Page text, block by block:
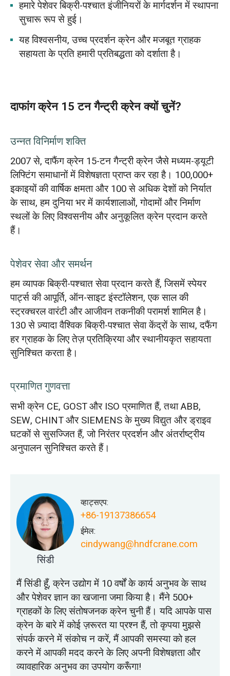
हमारे पेशेवर बिक्री-पश्चात इंजीनियरों के मार्गदर्शन में स्थापना
सुचारू रूप से हुई।
यह विश्वसनीय, उच्च प्रदर्शन क्रेन और मजबूत ग्राहक
सहायता के प्रति हमारी प्रतिबद्धता को दर्शाता है।
दाफांग क्रेन 15 टन गैन्ट्री क्रेन क्यों चुनें?
उन्नत विनिर्माण शक्ति
2007 से, दाफैंग क्रेन 15-टन गैन्ट्री क्रेन जैसे मध्यम-ड्यूटी
लिफ्टिंग समाधानों में विशेषज्ञता प्राप्त कर रहा है। 100,000+
इकाइयों की वार्षिक क्षमता और 100 से अधिक देशों को निर्यात
के साथ, हम दुनिया भर में कार्यशालाओं, गोदामों और निर्माण
स्थलों के लिए विश्वसनीय और अनुकूलित क्रेन प्रदान करते
हैं।
पेशेवर सेवा और समर्थन
हम व्यापक बिक्री-पश्चात सेवा प्रदान करते हैं, जिसमें स्पेयर
पार्ट्स की आपूर्ति, ऑन-साइट इंस्टॉलेशन, एक साल की
स्ट्रक्चरल वारंटी और आजीवन तकनीकी परामर्श शामिल है।
130 से ज़्यादा वैश्विक बिक्री-पश्चात सेवा केंद्रों के साथ, दफैंग
हर ग्राहक के लिए तेज़ प्रतिक्रिया और स्थानीयकृत सहायता
सुनिश्चित करता है।
प्रमाणित गुणवत्ता
सभी क्रेन CE, GOST और ISO प्रमाणित हैं, तथा ABB,
SEW, CHINT और SIEMENS के मुख्य विद्युत और ड्राइव
घटकों से सुसज्जित हैं, जो निरंतर प्रदर्शन और अंतर्राष्ट्रीय
अनुपालन सुनिश्चित करते हैं।
सिंडी
व्हाट्सएप:
+86-19137386654
ईमेल:
cindywang@hndfcrane.com
मैं सिंडी हूँ, क्रेन उद्योग में 10 वर्षों के कार्य अनुभव के साथ
और पेशेवर ज्ञान का खजाना जमा किया है। मैंने 500+
ग्राहकों के लिए संतोषजनक क्रेन चुनी हैं। यदि आपके पास
क्रेन के बारे में कोई ज़रूरत या प्रश्न हैं, तो कृपया मुझसे
संपर्क करने में संकोच न करें, मैं आपकी समस्या को हल
करने में आपकी मदद करने के लिए अपनी विशेषज्ञता और
व्यावहारिक अनुभव का उपयोग करूँगा!